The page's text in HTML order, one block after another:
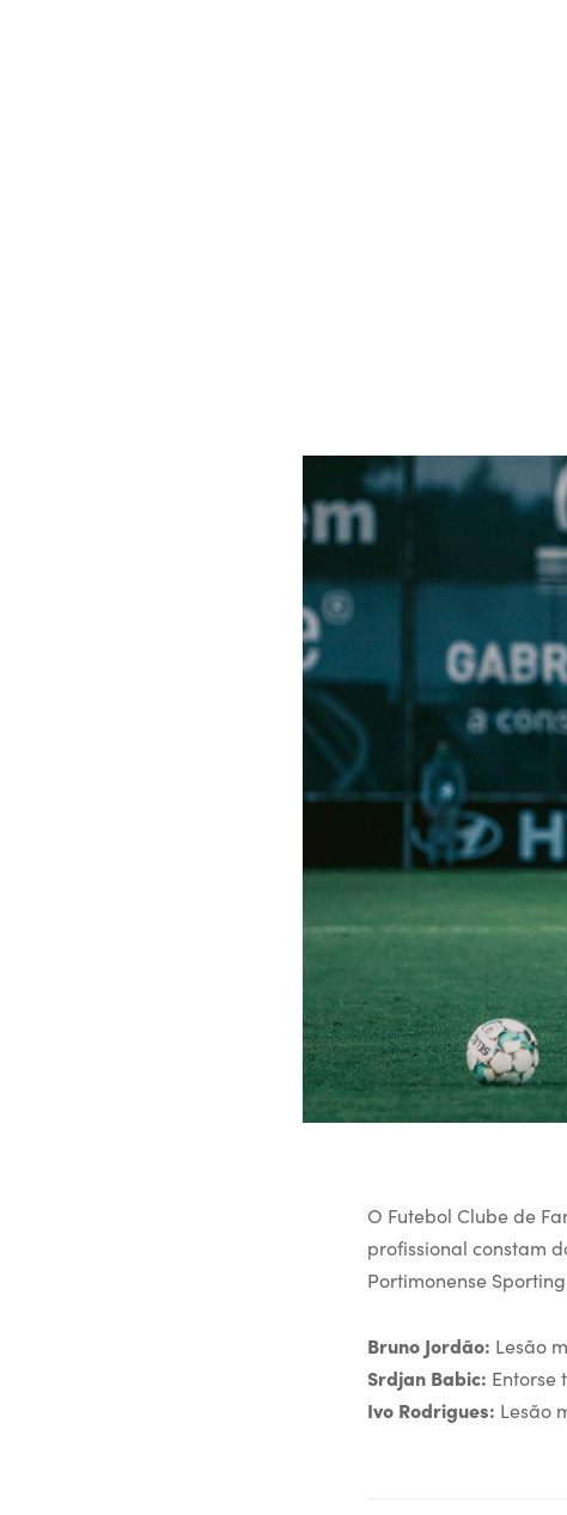
O Futebol Clube de
profissional constam
Portimonense
Bruno Jordão: Lesão
Srdjan Babic: Entorse
Ivo Rodrigues: Lesão